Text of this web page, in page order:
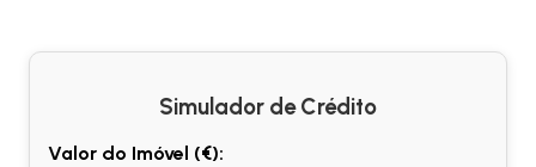
Simulador de Crédito
Valor do Imóvel (€):